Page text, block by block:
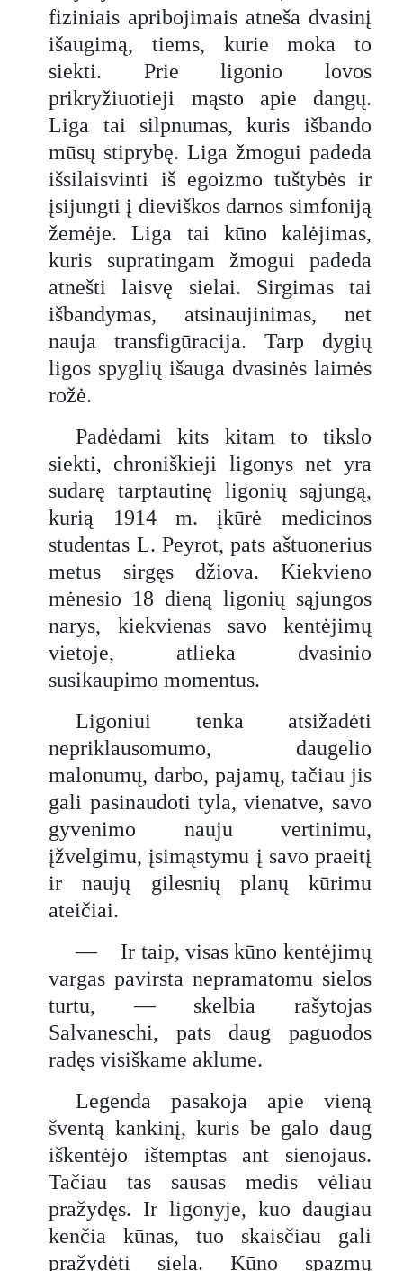
fiziniais apribojimais atneša dvasinį
išaugimą, tiems, kurie moka to
siekti. Prie ligonio lovos
prikryžiuotieji mąsto apie dangų.
Liga tai silpnumas, kuris išbando
mūsų stiprybę. Liga žmogui padeda
išsilaisvinti iš egoizmo tuštybės ir
įsijungti į dieviškos darnos simfoniją
žemėje. Liga tai kūno kalėjimas,
kuris supratingam žmogui padeda
atnešti laisvę sielai. Sirgimas tai
išbandymas, atsinaujinimas, net
nauja transfigūracija. Tarp dygių
ligos spyglių išauga dvasinės laimės
rožė.
Padėdami kits kitam to tikslo
siekti, chroniškieji ligonys net yra
sudarę tarptautinę ligonių sąjungą,
kurią 1914 m. įkūrė medicinos
studentas L. Peyrot, pats aštuonerius
metus sirgęs džiova. Kiekvieno
mėnesio 18 dieną ligonių sąjungos
narys, kiekvienas savo kentėjimų
vietoje, atlieka dvasinio
susikaupimo momentus.
Ligoniui tenka atsižadėti
nepriklausomumo, daugelio
malonumų, darbo, pajamų, tačiau jis
gali pasinaudoti tyla, vienatve, savo
gyvenimo nauju vertinimu,
įžvelgimu, įsimąstymu į savo praeitį
ir naujų gilesnių planų kūrimu
ateičiai.
— Ir taip, visas kūno kentėjimų
vargas pavirsta nepramatomu sielos
turtu, — skelbia rašytojas
Salvaneschi, pats daug paguodos
radęs visiškame aklume.
Legenda pasakoja apie vieną
šventą kankinį, kuris be galo daug
iškentėjo ištemptas ant sienojaus.
Tačiau tas sausas medis vėliau
pražydęs. Ir ligonyje, kuo daugiau
kenčia kūnas, tuo skaisčiau gali
pražydėti siela. Kūno spazmų